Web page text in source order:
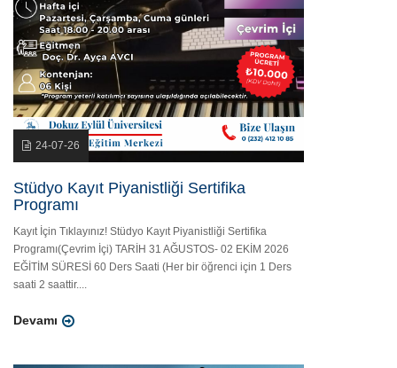
24-07-26
Stüdyo Kayıt Piyanistliği Sertifika
Programı
Kayıt İçin Tıklayınız! Stüdyo Kayıt Piyanistliği Sertifika
Programı(Çevrim İçi) TARİH 31 AĞUSTOS- 02 EKİM 2026
EĞİTİM SÜRESİ 60 Ders Saati (Her bir öğrenci için 1 Ders
saati 2 saattir....
Devamı